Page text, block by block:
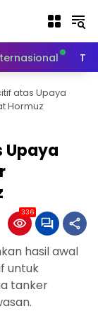
atas Upaya
Hormuz
Upaya
336
hasil awal
untuk
tanker